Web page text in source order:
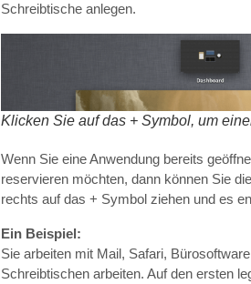
Schreibtische anlegen.
Klicken Sie auf das + Symbol, um
Wenn Sie eine Anwendung bereits
reservieren möchten, dann können Sie
rechts auf das + Symbol ziehen und es
Ein Beispiel:
Sie arbeiten mit Mail, Safari,
Schreibtischen arbeiten. Auf den ersten